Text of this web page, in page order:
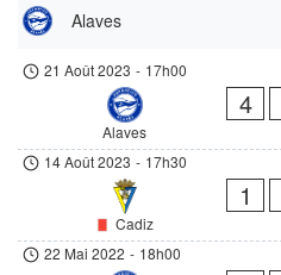
Alaves
21 Août 2023 - 17h00
Alaves
4
14 Août 2023 - 17h30
Cadiz
1
22 Mai 2022 - 18h00